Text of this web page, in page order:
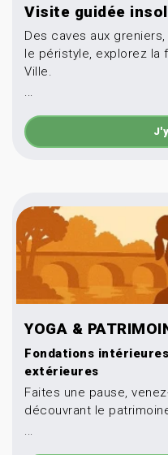
Visite guidée
Des caves aux
le péristyle, explorez la
Ville.
...
YOGA &
Fondations
extérieures
Faites une pause,
découvrant le